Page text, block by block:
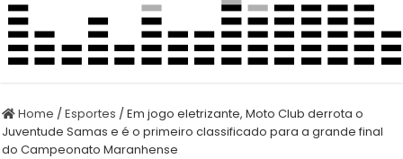
Home /Esportes /Em jogo eletrizante, Moto Club derrota o
Juventude Samas e é o primeiro classificado para a grande final
do Campeonato Maranhense